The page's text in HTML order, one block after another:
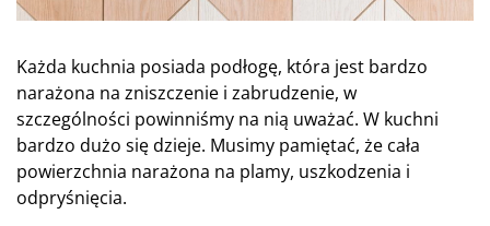
Każda kuchnia posiada podłogę, która jest bardzo
narażona na zniszczenie i zabrudzenie, w
szczególności powinniśmy na nią uważać. W kuchni
bardzo dużo się dzieje. Musimy pamiętać, że cała
powierzchnia narażona na plamy, uszkodzenia i
odpryśnięcia.